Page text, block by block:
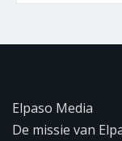
Elpaso Media
De missie van